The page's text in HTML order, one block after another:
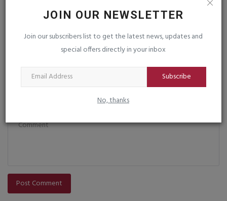
JOIN OUR NEWSLETTER
Join our subscribers list to get the latest news, updates and
special offers directly in your inbox
Subscribe
No, thanks
Post Comment